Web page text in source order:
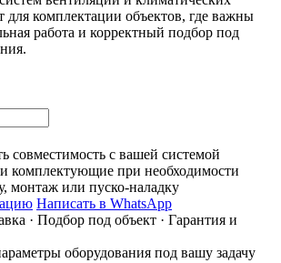
комплектации объектов, где важны
работа и корректный подбор под
совместимость с вашей системой
комплектующие при необходимости
монтаж или пуско-наладку
Написать в WhatsApp
· Подбор под объект · Гарантия и
оборудования под вашу задачу